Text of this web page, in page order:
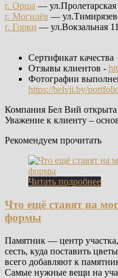
г. Орша — ул.Пролетарская
г. Могилёв —
г. Горки — ул.Вокзальная
Сертификат качества
Отзывы клиентов -
Фотографии
https://belvii.by/
Компания Бел Вий открыта
Уважение к клиенту –
Рекомендуем прочитать
Читать подробнее
Что ещё ставят на
формы
Памятник — центр
сесть, куда поставить
всего добавляют к
Самые нужные вещи на